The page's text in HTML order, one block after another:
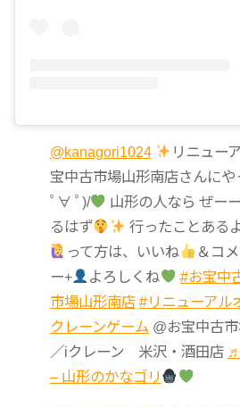
@kanagori1024 リニュー
宝中古市場山形南店さんにや
ﾟ∀ ﾟ)/
山形の人なら ぜー
るはず
行ったことある
って方は、いいね
＆コ
ー+
よろしくね #お宝中
市場山形南店 #リニューアル
クレーンゲーム @お宝中古
／iクレーン 米沢・酒田店 ♬
– 山形のかなゴリ